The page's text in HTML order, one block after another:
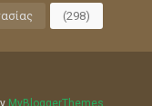
(298)
MyBloggerThemes